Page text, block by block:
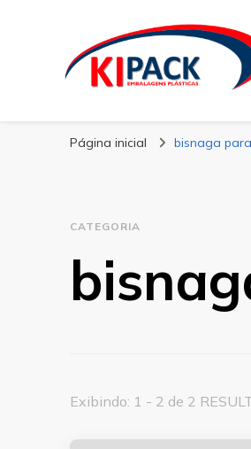
Kipack
Página inicial bisnaga
CATEGORIA
Exibindo: 1 - 2 de 2